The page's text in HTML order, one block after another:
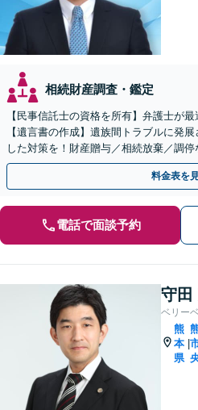
相続財産調査・鑑定
【民事信託士の資格を所有】弁護士が
【遺言書の作成】遺族間トラブルに発
した対策を！財産贈与／相続放棄／調停
べて弁護士が代行します。
料金表を
電話で面談予約
守田
ベリー
熊
本
県
|